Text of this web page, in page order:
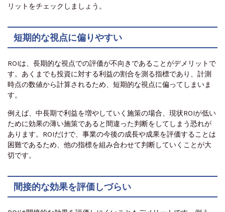
リットをチェックしましょう。
短期的な視点に偏りやすい
ROIは、長期的な視点での評価が不向きであることがデメリットで
す。あくまでも投資に対する利益の割合を測る指標であり、計測
時点の数値から計算されるため、短期的な視点に偏ってしまいま
す。
例えば、中長期で利益を増やしていく施策の場合、現状ROIが低い
ために効果の薄い施策であると間違った判断をしてしまう恐れが
あります。ROIだけで、事業の今後の成長や成果を評価することは
困難であるため、他の指標を組み合わせて判断していくことが大
切です。
間接的な効果を評価しづらい